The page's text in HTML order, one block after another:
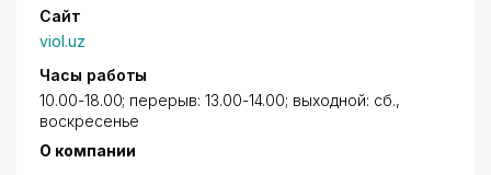
Сайт
viol.uz
Часы работы
10.00-18.00; перерыв: 13.00-14.00; выходной: сб.,
воскресенье
О компании